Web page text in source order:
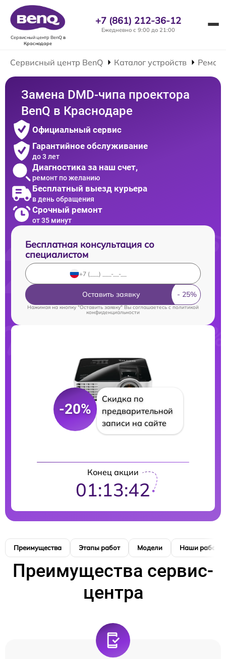
Сервисный центр BenQв
Краснодаре
+7 (861) 212-36-12
Ежедневно с 9:00 до 21:00
Сервисный центр BenQ Каталог устройств
Замена DMD-чипа проектора
BenQ в Краснодаре
Официальный сервис
Гарантийное обслуживание
до 3 лет
Диагностика за наш счет,
ремонт по желанию
Бесплатный выезд курьера
в день обращения
Срочный ремонт
от 35 минут
Бесплатная консультация со
специалистом
Оставить заявку
Нажимая на кнопку "Оставить заявку" Вы соглашаетесь cполитикой
конфиденциальности
-20%
Скидка по
предварительной
записи на сайте
Конец акции
01:13:41
Преимущества Этапы работ Модели Наши работы
Преимущества сервис-
центра